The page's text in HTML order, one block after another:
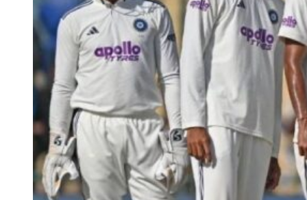
कमिंस के बाहर होने पर इस खिलाड़ी को बनाया जा सकता है SRH
का परमानेंट
IPL 2027 में पैट कमिंस (Pat Cummins) नहीं खेलते हैं तो फिर काव्या मारन
SRH के परमानेंट कप्तान के रूप मेंईशान किशन
का चयन कर सकती हैं। ईशान
ने हालिया सीजन में भी पहले चरण में कप्तानी की थी, जब कमिंस फिटनेस के
कारण उपलब्ध नहीं थे। बल्ले से भी ईशान ने खुद को साबित किया है और उन्हें
घरेलू क्रिकेट में भी लीडरशिप का काफी ज्यादा अनुभव है। इसी वजह से कमिंस
के नाम वापस लेने पर अगले सीजन हैदराबाद की टीम की कमान संभालने के लिए
ईशान बड़े दावेदार होंगे।